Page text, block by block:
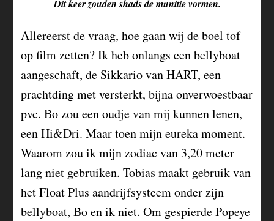
Dit keer zouden shads de munitie vormen.
Allereerst de vraag, hoe gaan wij de boel tof
op film zetten? Ik heb onlangs een bellyboat
aangeschaft, de Sikkario van HART, een
prachtding met versterkt, bijna onverwoestbaar
pvc. Bo zou een oudje van mij kunnen lenen,
een Hi&Dri. Maar toen mijn eureka moment.
Waarom zou ik mijn zodiac van 3,20 meter
lang niet gebruiken. Tobias maakt gebruik van
het Float Plus aandrijfsysteem onder zijn
bellyboat, Bo en ik niet. Om gespierde Popeye